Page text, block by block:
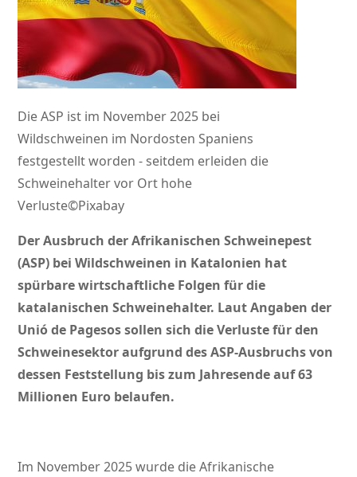
Die ASP ist im November 2025 bei
Wildschweinen im Nordosten Spaniens
festgestellt worden - seitdem erleiden die
Schweinehalter vor Ort hohe
Verluste©Pixabay
Der Ausbruch der Afrikanischen Schweinepest
(ASP) bei Wildschweinen in Katalonien hat
spürbare wirtschaftliche Folgen für die
katalanischen Schweinehalter. Laut Angaben der
Unió de Pagesos sollen sich die Verluste für den
Schweinesektor aufgrund des ASP-Ausbruchs von
dessen Feststellung bis zum Jahresende auf 63
Millionen Euro belaufen.
Im November 2025 wurde die Afrikanische